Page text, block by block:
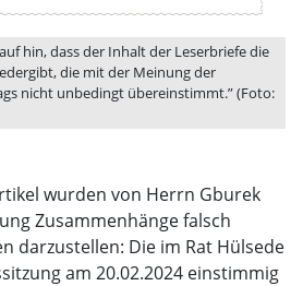
hin, dass der Inhalt der Leserbriefe die
die mit der Meinung der
nicht unbedingt übereinstimmt.” (Foto:
wurden von Herrn Gburek
Zusammenhänge falsch
darzustellen: Die im Rat Hülsede
am 20.02.2024 einstimmig